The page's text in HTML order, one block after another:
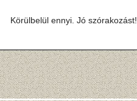
Körülbelül ennyi. Jó szórakozást!